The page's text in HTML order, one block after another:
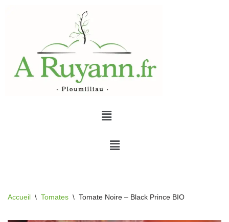
Accueil \ Tomates \ Tomate Noire – Black Prince BIO